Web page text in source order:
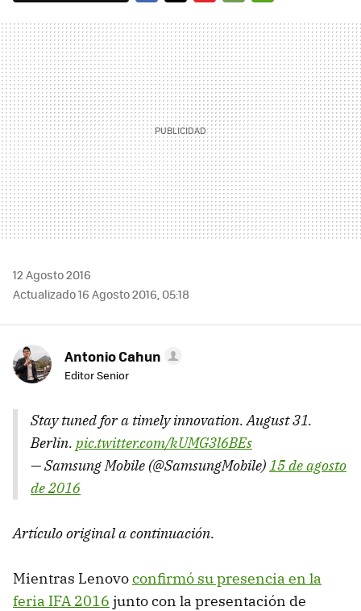
MAIL
12 Agosto 2016
Actualizado 16 Agosto 2016, 05:18
Antonio Cahun
Editor Senior
Stay tuned for a timely innovation. August 31.
Berlin. pic.twitter.com/kUMG3l6BEs
— Samsung Mobile (@SamsungMobile)15 de agosto
de 2016
Artículo original a continuación.
Mientras Lenovoconfirmó su presencia en la
feria IFA 2016 junto con la presentación de